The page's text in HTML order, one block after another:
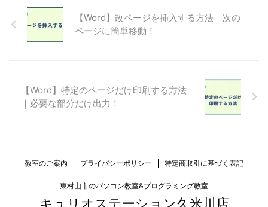
【Word】改ページを挿入する方法｜次の
ページに簡単移動！
【Word】特定のページだけ印刷する方法
｜必要な部分だけ出力！
教室のご案内 プライバシーポリシー 特定商取引に基づく表記
東村山市のパソコン教室&プログラミング教室
キュリオステーション久米川店